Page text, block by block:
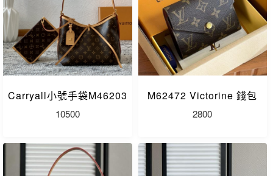
Carryall小號手袋M46203
10500
M62472 Victorine 錢包
2800